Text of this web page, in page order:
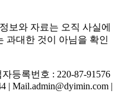
보와 자료는 오직 사실에
과대한 것이 아님을 확인
등록번호 : 220-87-91576
| Mail.admin@dyimin.com |